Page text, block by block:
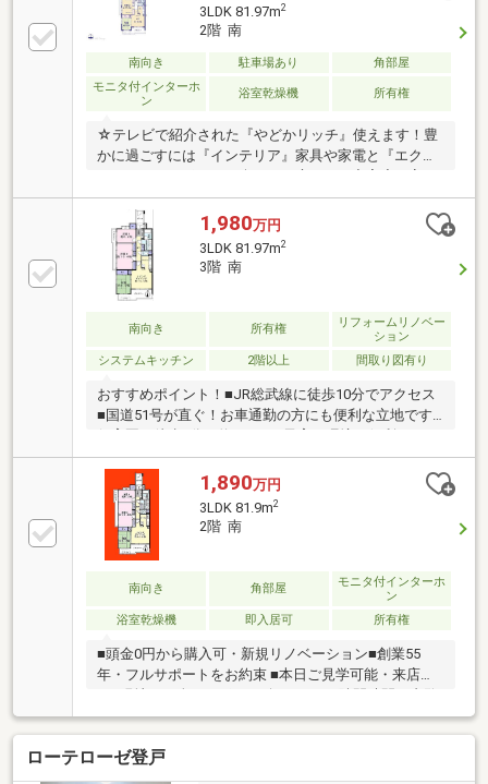
3LDK 81.97m2
2階 南
南向き 駐車場あり
角部屋
モニタ付インターホ
ン
浴室乾燥機 所有権
☆テレビで紹介された『やどかリッチ』使えます！豊
かに過ごすには『インテリア』家具や家電と『エクス
ってきます。これらを一括で購入でき、その代金を住
宅ローンに組み込むことが可能なサービス、それがや
どかリッチです。◆頭金０円でもＯＫ！(諸経費含む）
◆アフターサービス充実♪「どこの銀行がいいの？疾
病って何？ローン組めるかな？」わからないことが多
い家探しを丁寧にご説明致します♪物件の探し方、ロ
ーンの組み方、知らないと損する税金のこと等トータ
1,980万円
3LDK 81.97m2
3階 南
南向き 所有権
リフォームリノベー
ション
システムキッチン
2階以上 間取り図有り
おすすめポイント！■JR総武線に徒歩10分でアクセス
■国道51号が直ぐ！お車通勤の方にも便利な立地です■
◆◆見学ご希望のお客様◆◆いつでもお気軽にお問合
せください♪毎週水曜日・第1～3火曜日は定休日とな
ります。
1,890万円
3LDK 81.9m2
2階 南
南向き 角部屋
モニタ付インターホ
ン
浴室乾燥機
即入居可 所有権
■頭金0円から購入可・新規リノベーション■創業55
年・フルサポートをお約束 ■本日ご見学可能・来店不
OK□
ローテローゼ登戸